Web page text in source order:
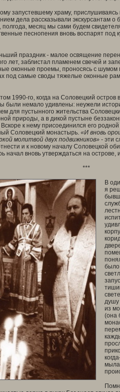
запустевшему храму, прислушиваясь
дела рассказывали экскурсантам
полгода, месяц мы сами будем
песнопения вновь воспарят
праздник - малое освящение
лет, заблистал пламенем свечей и
оконные проемы, проносясь с
под самые своды тяжелые оконные
1990-го, когда на Соловецкий
немало удивлены: неужели
для пустынного жительства
природы, а в дикой пустыне
к нему присоединился его
Соловецкий монастырь. «И вновь
молитвой двух подвижников» - эти
и к новому началу Соловецкой
начал вновь утверждаться на
***
В
я
было
душу
из
(она
мыла